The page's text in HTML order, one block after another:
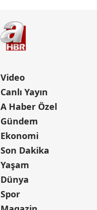
Video
Canlı Yayın
A Haber Özel
Gündem
Ekonomi
Son Dakika
Yaşam
Dünya
Spor